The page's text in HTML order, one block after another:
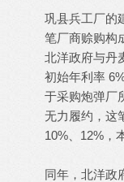
巩县兵工厂的
笔厂商赊购构
北洋政府与丹
初始年利率
于采购炮弹厂
无力履约，这
10%、12%，
同年，北洋政